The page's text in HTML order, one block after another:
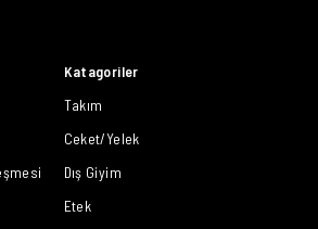
Katagoriler
Takım
Ceket/Yelek
Dış Giyim
Etek